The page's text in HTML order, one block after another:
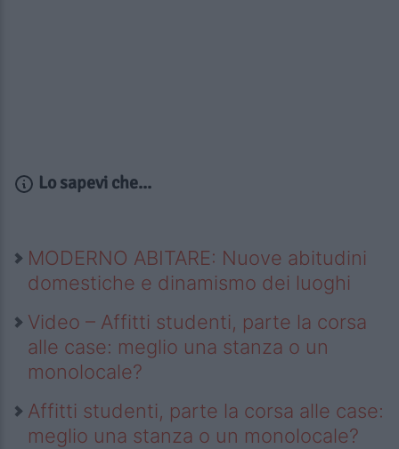
Lo sapevi che...
MODERNO ABITARE: Nuove abitudini
domestiche e dinamismo dei luoghi
Video – Affitti studenti, parte la corsa
alle case: meglio una stanza o un
monolocale?
Affitti studenti, parte la corsa alle case:
meglio una stanza o un monolocale?